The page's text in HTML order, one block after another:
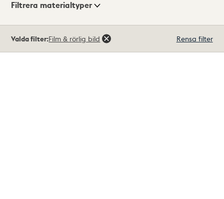
Visningsläge
Filtrera materialtyper
träffar
Valda filter:Film & rörlig bild Rensa filter